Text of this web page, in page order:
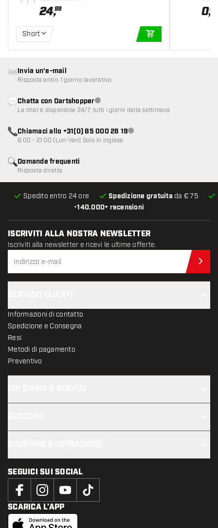
24,99
Short
0,85
•140.000+ recensioni
Spedito entro 24 ore Spedizione gratuita da € 75
Domande frequenti
Risposta diretta
Invia un'e-mail
Risposta entro 1 giorno lavorativo
Chatta con DartshopperServizio clienti non disponibile
La chat è disponibile 24/7, tutti i giorni della settimana
Chiamaci allo +31(0) 85 000 26 19Servizio clienti non disponibile
8:00 - 21:00 (Lun-Ven) Solo in inglese
ISCRIVITI ALLA NOSTRA NEWSLETTER
Iscriviti alla newsletter e ricevi le ultime offerte.
Informazioni di contatto
Spedizione e Consegna
Resi
Metodi di pagamento
Preventivo
SEGUICI SUI SOCIAL
SCARICA L’APP